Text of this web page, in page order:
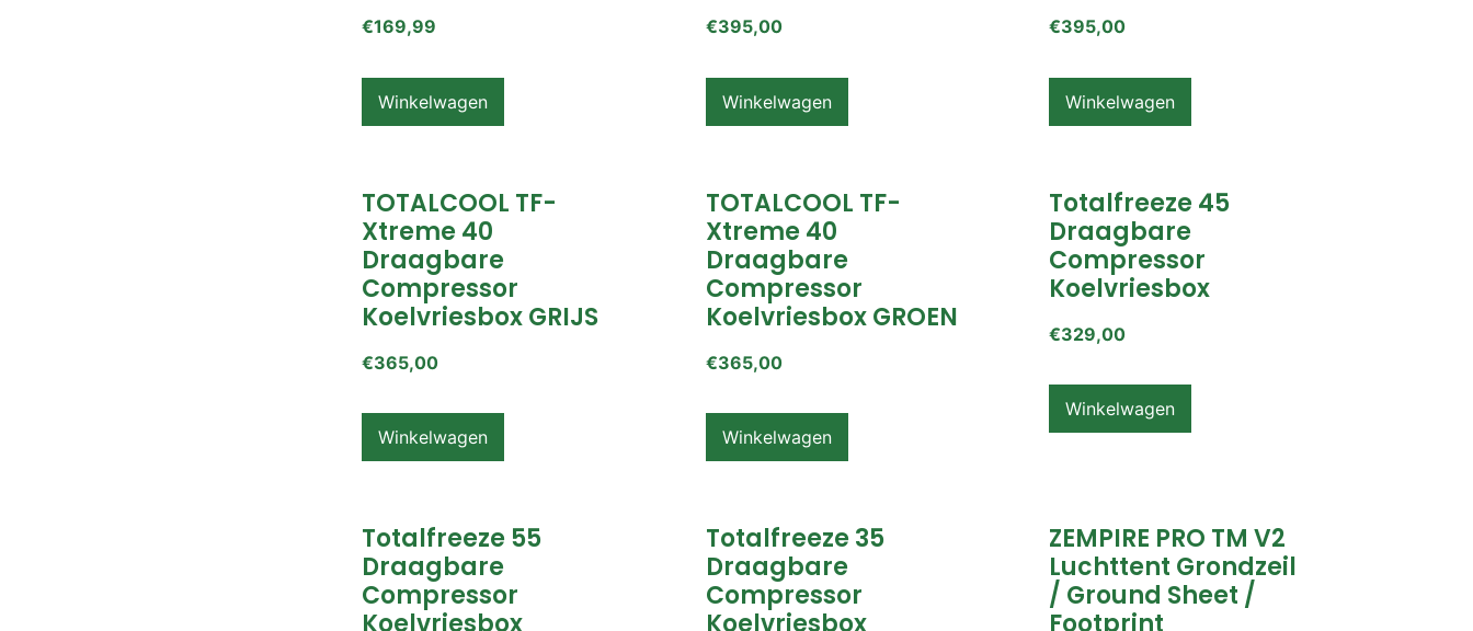
€169,99
Winkelwagen
€395,00
Winkelwagen
€395,00
Winkelwagen
TOTALCOOL TF-
Xtreme 40
Draagbare
Compressor
Koelvriesbox GRIJS
€365,00
Winkelwagen
TOTALCOOL TF-
Xtreme 40
Draagbare
Compressor
Koelvriesbox GROEN
€365,00
Winkelwagen
Totalfreeze 45
Draagbare
Compressor
Koelvriesbox
€329,00
Winkelwagen
Totalfreeze 55
Draagbare
Compressor
Koelvriesbox
Totalfreeze 35
Draagbare
Compressor
Koelvriesbox
ZEMPIRE PRO TM V2
Luchttent Grondzeil
/ Ground Sheet /
Footprint